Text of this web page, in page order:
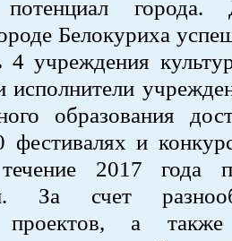
потенциал города.
Белокуриха
4 учреждения
исполнители
образования
фестивалях и
2017 года
За счет
проектов, а